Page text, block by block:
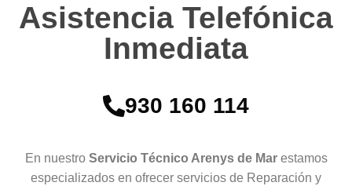
Asistencia Telefónica
Inmediata
930 160 114
En nuestro Servicio Técnico Arenys de Mar estamos
especializados en ofrecer servicios de Reparación y